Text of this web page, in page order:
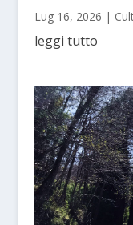
Lug 16, 2026 |
leggi tutto